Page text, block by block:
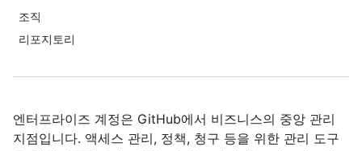
조직
리포지토리
엔터프라이즈 계정은 GitHub에서 비즈니스의 중앙 관리
지점입니다. 액세스 관리, 정책, 청구 등을 위한 관리 도구